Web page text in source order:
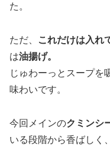
た。
ただ、 これだけは入れ
は油揚げ。
じゅわーっとスープを
味わいです。
今回メインのクミンシ
いる段階から香ばしく